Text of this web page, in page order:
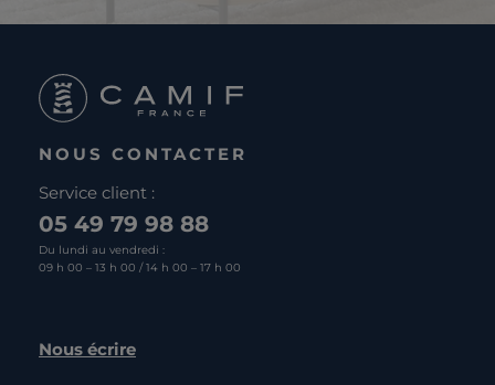
NOUS CONTACTER
Service client :
05 49 79 98 88
Du lundi au vendredi :
09 h 00 – 13 h 00 / 14 h 00 – 17 h 00
Nous écrire